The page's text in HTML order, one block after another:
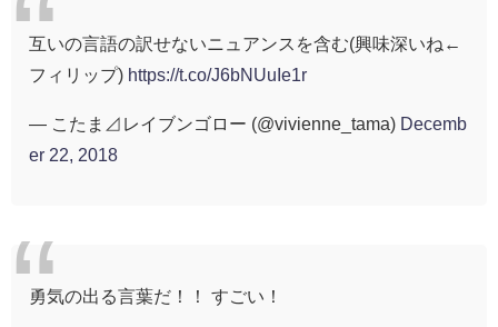
互いの言語の訳せないニュアンスを含む(興味深いね←
フィリップ) https://t.co/J6bNUuIe1r
— こたま⊿レイブンゴロー (@vivienne_tama) Decemb
er 22, 2018
勇気の出る言葉だ！！ すごい！